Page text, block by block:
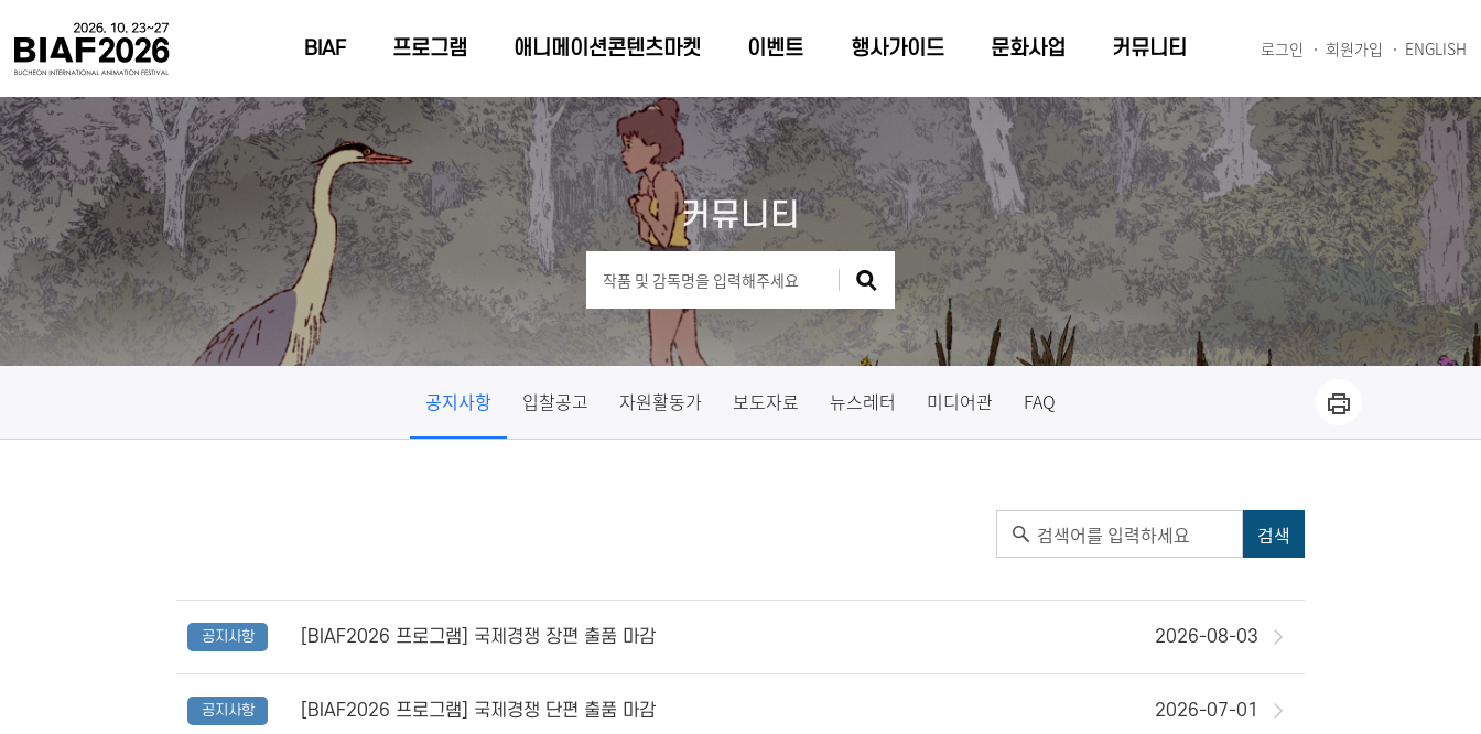
BIAF 프로그램 애니메이션콘텐츠마켓 이벤트 행사가이드 문화사업 커뮤니티 로그인 회원가입 ENGLISH
커뮤니티
공지사항 입찰공고 자원활동가 보도자료 뉴스레터 미디어관 FAQ
공지사항 [BIAF2026 프로그램] 국제경쟁 장편 출품 마감 2026-08-03
공지사항 [BIAF2026 프로그램] 국제경쟁 단편 출품 마감 2026-07-01